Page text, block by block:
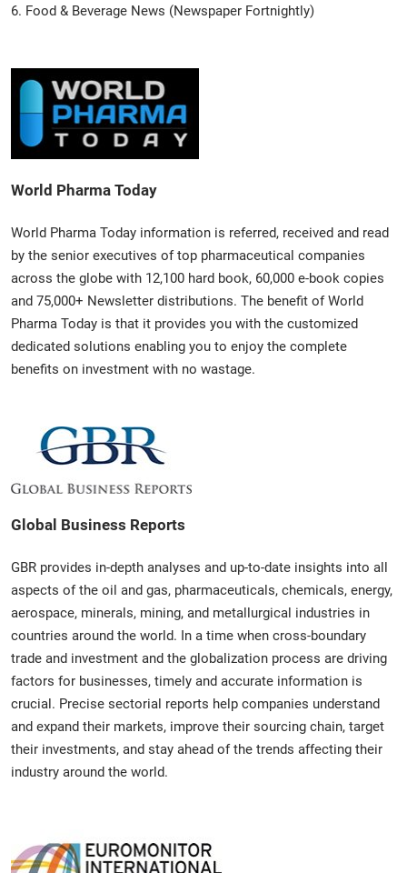
6. Food & Beverage News (Newspaper Fortnightly)
World Pharma Today
World Pharma Today information is referred, received and read
by the senior executives of top pharmaceutical companies
across the globe with 12,100 hard book, 60,000 e-book copies
and 75,000+ Newsletter distributions. The benefit of World
Pharma Today is that it provides you with the customized
dedicated solutions enabling you to enjoy the complete
benefits on investment with no wastage.
Global Business Reports
GBR provides in-depth analyses and up-to-date insights into all
aspects of the oil and gas, pharmaceuticals, chemicals, energy,
aerospace, minerals, mining, and metallurgical industries in
countries around the world. In a time when cross-boundary
trade and investment and the globalization process are driving
factors for businesses, timely and accurate information is
crucial. Precise sectorial reports help companies understand
and expand their markets, improve their sourcing chain, target
their investments, and stay ahead of the trends affecting their
industry around the world.